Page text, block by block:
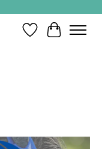
Verlanglijst